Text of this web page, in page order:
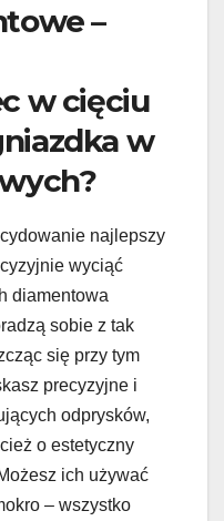
–
w cięciu
w
najlepszy
wyciąć
diamentowa
sobie z tak
się przy tym
precyzyjne i
odprysków,
o estetyczny
ich używać
– wszystko